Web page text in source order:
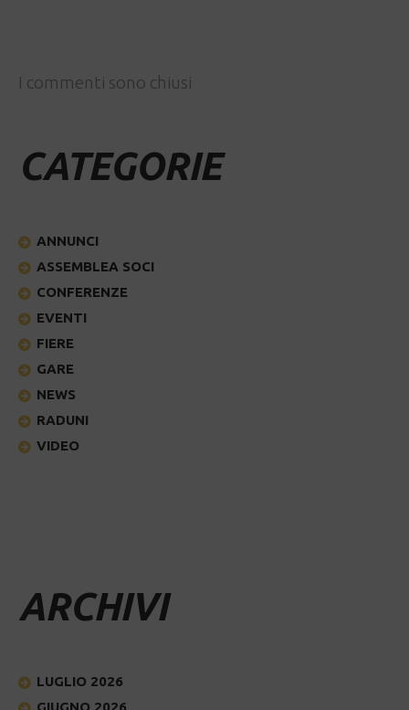
I commenti sono chiusi
CATEGORIE
ANNUNCI
ASSEMBLEA SOCI
CONFERENZE
EVENTI
FIERE
GARE
NEWS
RADUNI
VIDEO
ARCHIVI
LUGLIO 2026
GIUGNO 2026